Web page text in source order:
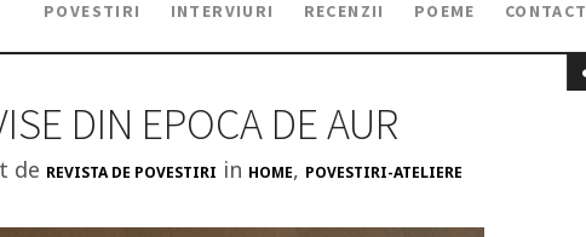
POVESTIRI INTERVIURI RECENZII POEME CONTACT
DIN EPOCA DE AUR
de REVISTA DE POVESTIRI in HOME, POVESTIRI-ATELIERE